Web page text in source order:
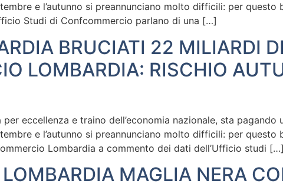
e l’autunno si preannunciano molto difficili: per
Studi di Confcommercio parlano di una […]
BRUCIATI 22 MILIARDI
LOMBARDIA: RISCHIO
eccellenza e traino dell’economia nazionale, sta
e l’autunno si preannunciano molto difficili: per
Lombardia a commento dei dati dell’Ufficio studi […]
MAGLIA NERA